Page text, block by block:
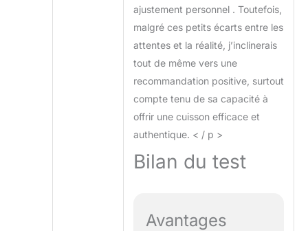
ajustement personnel . Toutefois,
malgré ces petits écarts entre les
attentes et la réalité, j’inclinerais
tout de même vers une
recommandation positive, surtout
compte tenu de sa capacité à
offrir une cuisson efficace et
authentique. < / p >
Bilan du test
Avantages